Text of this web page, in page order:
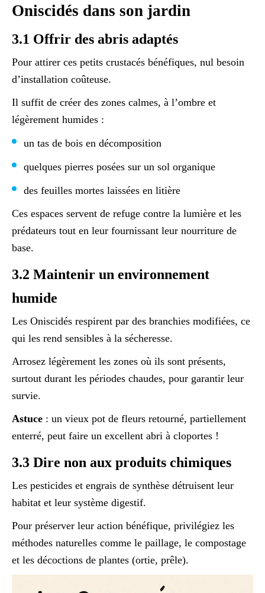
Oniscidés dans son jardin
3.1 Offrir des abris adaptés
Pour attirer ces petits crustacés bénéfiques, nul besoin
d’installation coûteuse.
Il suffit de créer des zones calmes, à l’ombre et
légèrement humides :
un tas de bois en décomposition
quelques pierres posées sur un sol organique
des feuilles mortes laissées en litière
Ces espaces servent de refuge contre la lumière et les
prédateurs tout en leur fournissant leur nourriture de
base.
3.2 Maintenir un environnement
humide
Les Oniscidés respirent par des branchies modifiées, ce
qui les rend sensibles à la sécheresse.
Arrosez légèrement les zones où ils sont présents,
surtout durant les périodes chaudes, pour garantir leur
survie.
Astuce : un vieux pot de fleurs retourné, partiellement
enterré, peut faire un excellent abri à cloportes !
3.3 Dire non aux produits chimiques
Les pesticides et engrais de synthèse détruisent leur
habitat et leur système digestif.
Pour préserver leur action bénéfique, privilégiez les
méthodes naturelles comme le paillage, le compostage
et les décoctions de plantes (ortie, prêle).